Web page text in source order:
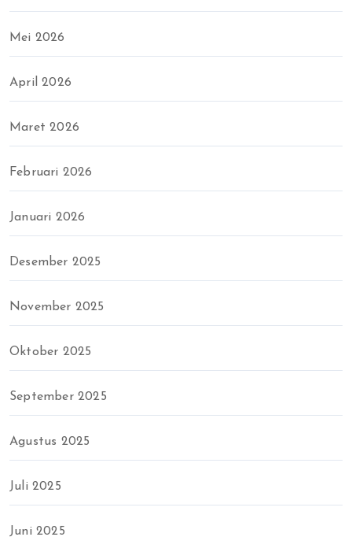
Mei 2026
April 2026
Maret 2026
Februari 2026
Januari 2026
Desember 2025
November 2025
Oktober 2025
September 2025
Agustus 2025
Juli 2025
Juni 2025